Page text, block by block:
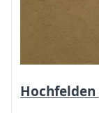
Hochfelden